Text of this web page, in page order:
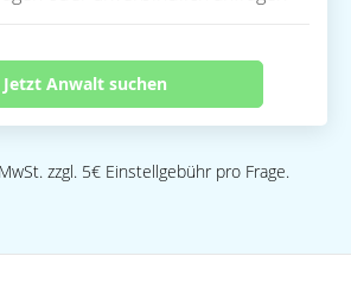
Jetzt Anwalt suchen
zzgl. 5€ Einstellgebühr pro Frage.